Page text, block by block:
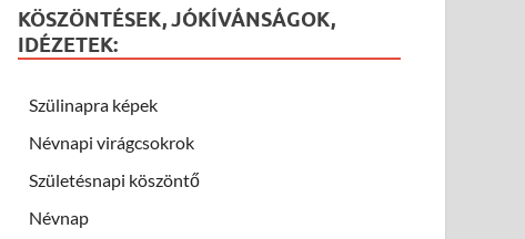
KÖSZÖNTÉSEK, JÓKÍVÁNSÁGOK,
IDÉZETEK:
Szülinapra képek
Névnapi virágcsokrok
Születésnapi köszöntő
Névnap